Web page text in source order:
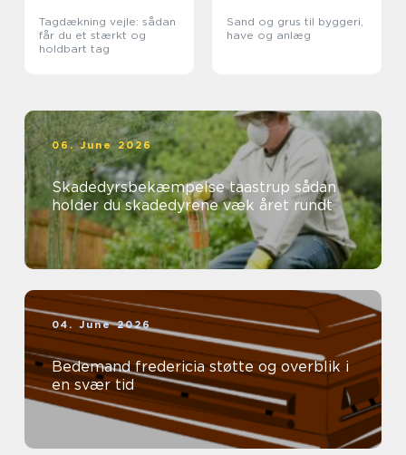
Tagdækning vejle: sådan
får du et stærkt og
holdbart tag
Sand og grus til byggeri,
have og anlæg
06. June 2026
Skadedyrsbekæmpelse taastrup sådan
holder du skadedyrene væk året rundt
04. June 2026
Bedemand fredericia støtte og overblik i
en svær tid